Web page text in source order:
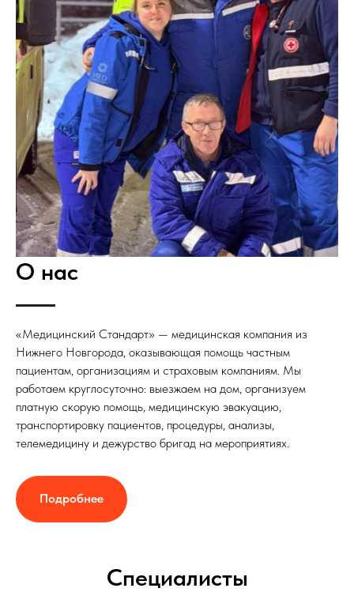
О нас
«Медицинский Стандарт» — медицинская компания из
Нижнего Новгорода, оказывающая помощь частным
пациентам, организациям и страховым компаниям. Мы
работаем круглосуточно: выезжаем на дом, организуем
платную скорую помощь, медицинскую эвакуацию,
транспортировку пациентов, процедуры, анализы,
телемедицину и дежурство бригад на мероприятиях.
Подробнее
Специалисты